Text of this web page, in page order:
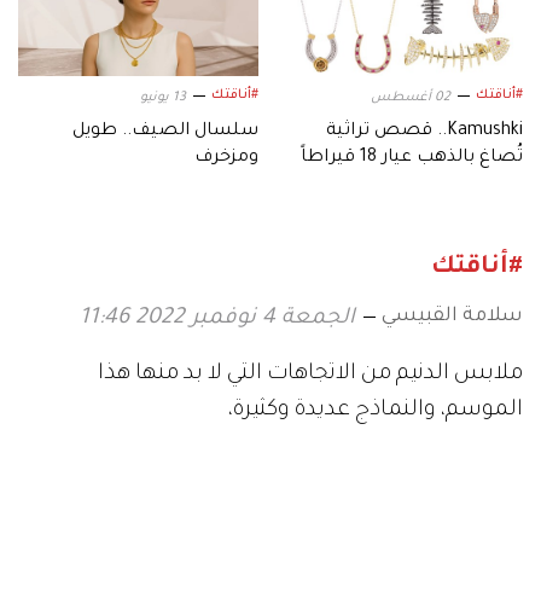
#أناقتك 02 أغسطس
Kamushki.. قصص تراثية
تُصاغ بالذهب عيار 18 قيراطاً
#أناقتك 13 يونيو
سلسال الصيف.. طويل
ومزخرف
#أناقتك
سلامة القبيسي الجمعة 4 نوفمبر 2022 11:46
‬الموسم،‭ ‬والنماذج‭ ‬عديدة‭ ‬وكثيرة،‭ ‬